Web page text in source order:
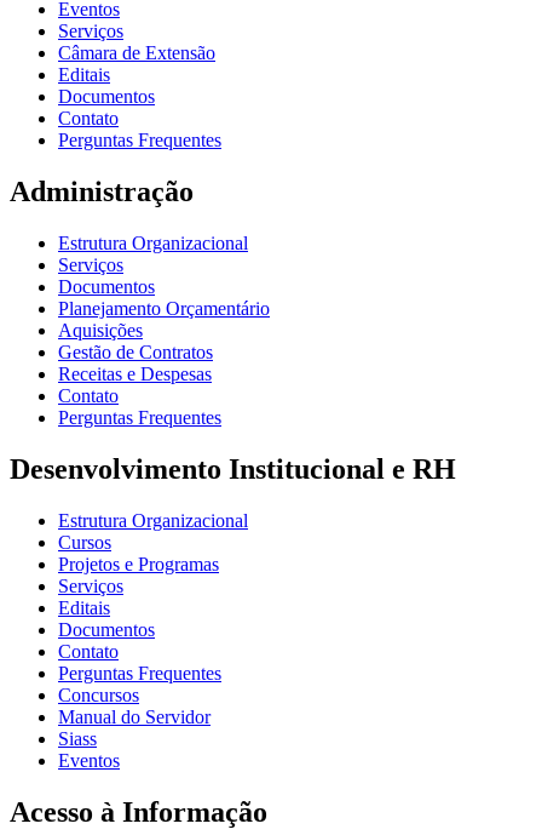
Eventos
Serviços
Câmara de Extensão
Editais
Documentos
Contato
Perguntas Frequentes
Administração
Estrutura Organizacional
Serviços
Documentos
Planejamento Orçamentário
Aquisições
Gestão de Contratos
Receitas e Despesas
Contato
Perguntas Frequentes
Desenvolvimento Institucional e RH
Estrutura Organizacional
Cursos
Projetos e Programas
Serviços
Editais
Documentos
Contato
Perguntas Frequentes
Concursos
Manual do Servidor
Siass
Eventos
Acesso à Informação